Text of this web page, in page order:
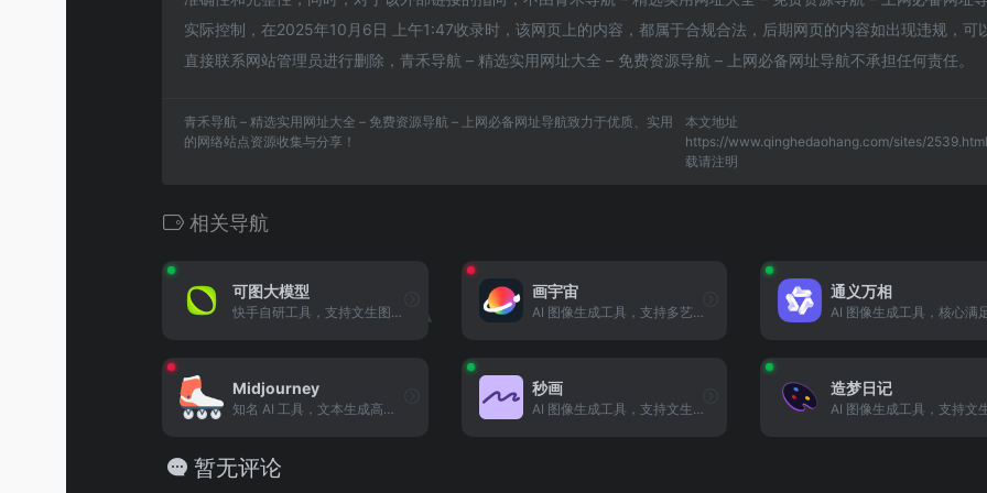
实际控制，在2025年10月6日 上午1:47收录时，该网页上的内容，都属于合规合法，后期网页的内容如出现违规，可
直接联系网站管理员进行删除，青禾导航 – 精选实用网址大全 – 免费资源导航 – 上网必备网址导航不承担任何责任。
青禾导航 – 精选实用网址大全 – 免费资源导航 – 上网必备网址导航致力于优质、实用
的网络站点资源收集与分享！
本文地址
https://www.qinghedaohang.com/sites/
载请注明
相关导航
可图大模型
快手自研工具，支持文生图 / 图生图，提供 AI 形象定制与创作，快速生成多风格优质图像。
画宇宙
AI 图像生成工具，支持多艺术风格，辅助创作风格化作品。
通义万相
Midjourney
知名 AI 工具，文本生成高质量图像，多风格适配，用于艺术、商业等领域。
秒画
AI 图像生成工具，支持文生图 / 图生图，辅助创作风格化作品。
造梦日记
暂无评论